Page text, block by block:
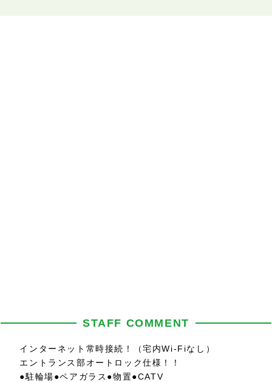
STAFF COMMENT
インターネット常時接続！（宅内Wi-Fiなし）
エントランス部オートロック仕様！！
●駐輪場●ペアガラス●物置●CATV